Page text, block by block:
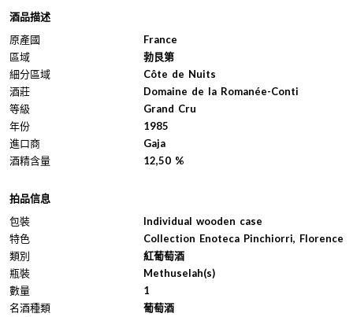
酒品描述
原產國
France
區域
勃艮第
細分區域
Côte de Nuits
酒莊
Domaine de la Romanée-Conti
等級
Grand Cru
年份
1985
進口商
Gaja
酒精含量
12,50 %
拍品信息
包裝
Individual wooden case
特色
Collection Enoteca Pinchiorri, Florence
類別
紅葡萄酒
瓶裝
Methuselah(s)
數量
1
名酒種類
葡萄酒